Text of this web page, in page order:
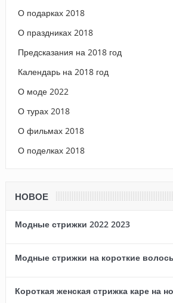
О подарках 2018
О праздниках 2018
Предсказания на 2018 год
Календарь на 2018 год
О моде 2022
О турах 2018
О фильмах 2018
О поделках 2018
НОВОЕ
Модные стрижки 2022 2023
Модные стрижки на короткие
Короткая женская стрижка каре на